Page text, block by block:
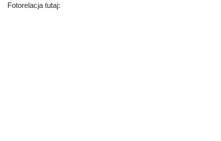
Fotorelacja tutaj: